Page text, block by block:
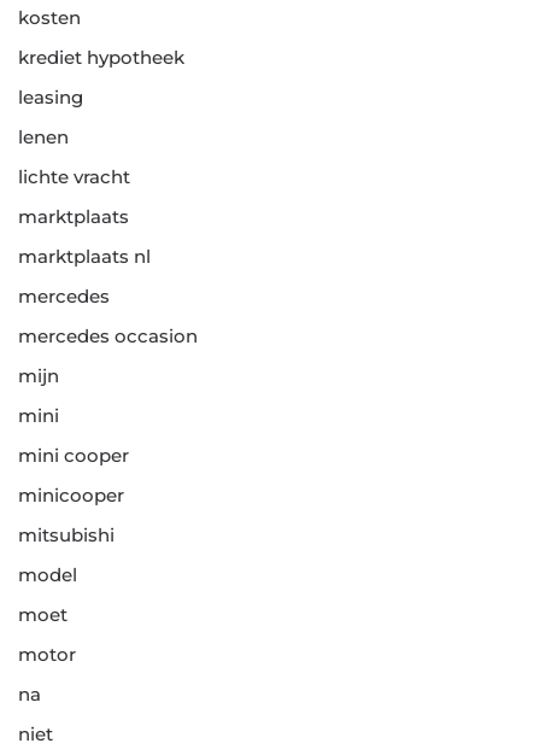
kosten
krediet hypotheek
leasing
lenen
lichte vracht
marktplaats
marktplaats nl
mercedes
mercedes occasion
mijn
mini
mini cooper
minicooper
mitsubishi
model
moet
motor
na
niet